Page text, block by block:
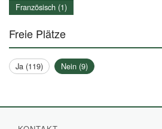
Französisch (1)
Freie Plätze
Ja (119) Nein (9)